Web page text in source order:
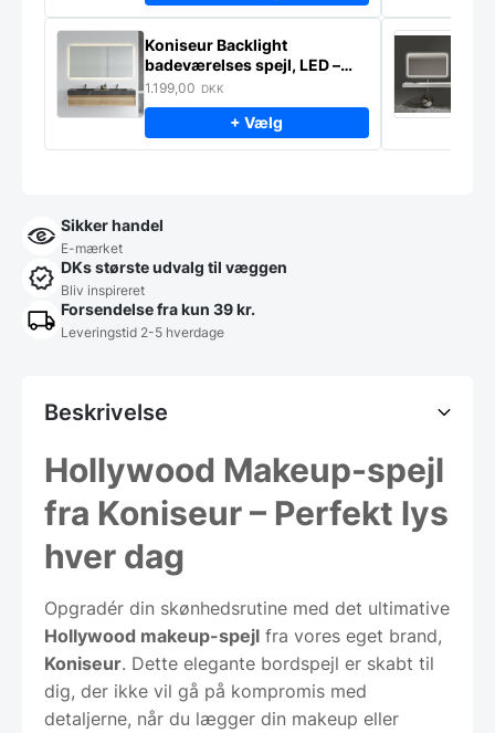
Koniseur Backlight
badeværelses spejl, LED –
lampeudtag – Antidug
1.199,00 DKK
+ Vælg
Sikker handel
E-mærket
DKs største udvalg til væggen
Bliv inspireret
Forsendelse fra kun 39 kr.
Leveringstid 2-5 hverdage
Beskrivelse
Hollywood Makeup-spejl
fra Koniseur – Perfekt lys
hver dag
Opgradér din skønhedsrutine med det ultimative
Hollywood makeup-spejl fra vores eget brand,
Koniseur. Dette elegante bordspejl er skabt til
dig, der ikke vil gå på kompromis med
detaljerne, når du lægger din makeup eller